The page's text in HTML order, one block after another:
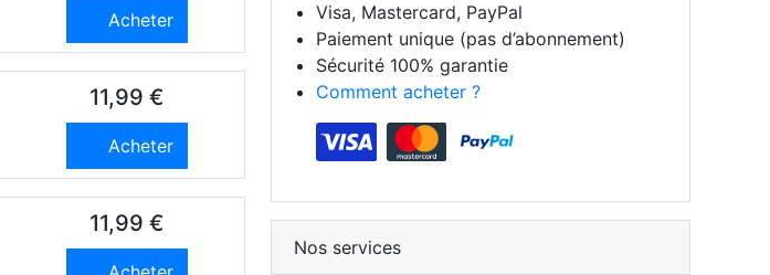
Acheter
11,99 €
Acheter
11,99 €
Visa, Mastercard, PayPal
Paiement unique (pas d’abonnement)
Sécurité 100% garantie
Comment acheter ?
Nos services